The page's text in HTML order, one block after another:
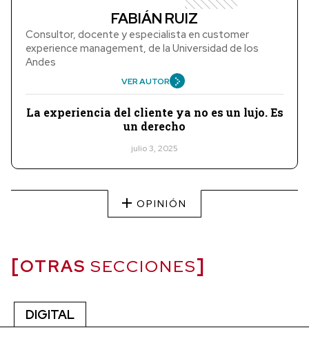
FABIÁN RUIZ
Consultor, docente y especialista en customer
experience management, de la Universidad de los
Andes
VER AUTOR
La experiencia del cliente ya no es un lujo. Es
un derecho
julio 3, 2025
OPINIÓN
OTRAS SECCIONES
DIGITAL